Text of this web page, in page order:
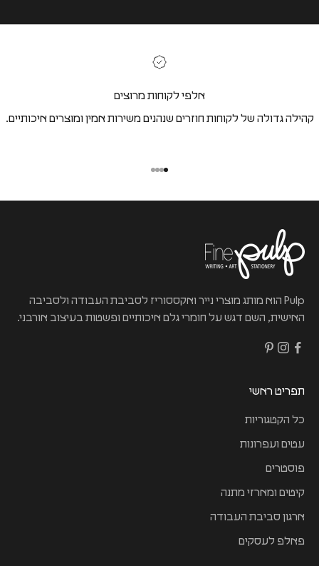
אלפי לקוחות מרוצים
קהילה גדולה של לקוחות חוזרים שנהנים משירות אמין ומוצרים איכותיים.
Pulp הוא מותג מוצרי נייר ואקססוריז לסביבת העבודה ולסביבה
האישית, השם דגש על חומרי גלם איכותיים ופשטות בעיצוב אורבני.
תפריט ראשי
כל הקטגוריות
עטים ועפרונות
פוסטרים
קיטים ומארזי מתנה
ארגון סביבת העבודה
פאלפ לעסקים